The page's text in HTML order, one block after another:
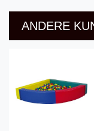
ANDERE